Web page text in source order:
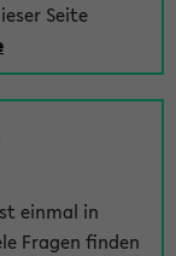
Seite
einmal in
Fragen finden